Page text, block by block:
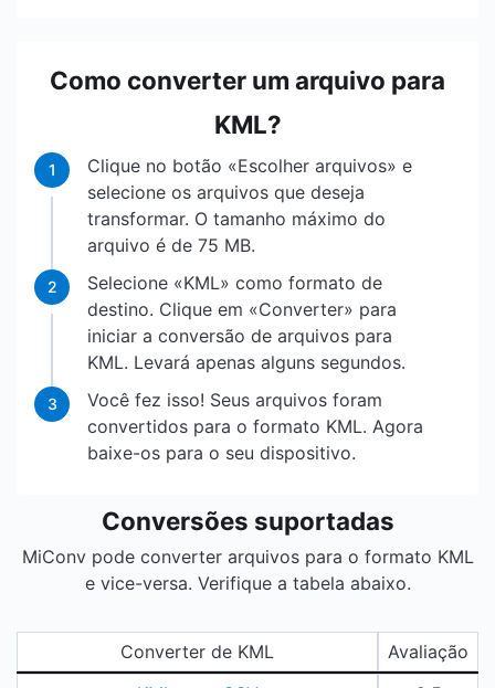
Como converter um arquivo para
KML?
1
Clique no botão «Escolher arquivos» e
selecione os arquivos que deseja
transformar. O tamanho máximo do
arquivo é de 75 MB.
2
Selecione «KML» como formato de
destino. Clique em «Converter» para
iniciar a conversão de arquivos para
KML. Levará apenas alguns segundos.
3
Você fez isso! Seus arquivos foram
convertidos para o formato KML. Agora
baixe-os para o seu dispositivo.
Conversões suportadas
MiConv pode converter arquivos para o formato KML
e vice-versa. Verifique a tabela abaixo.
Converter de KML
Avaliação